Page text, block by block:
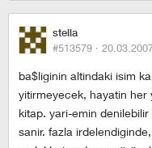
stella
#513579 ·
ba$liginin altindaki isim
yitirmeyecek, hayatin
kitap. yari-emin
sanir. fazla